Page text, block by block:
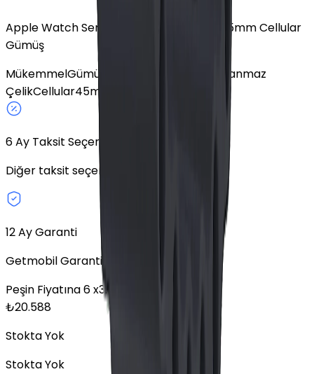
Apple Watch Series 9 Paslanmaz Çelik 45mm Cellular
Gümüş
MükemmelGümüş
Paslanmaz
ÇelikCellular45mm
6Ay Taksit Seçeneği
Diğer taksit seçeneklerini keşfedin.
12 Ay Garanti
Getmobil Garantisi
Peşin Fiyatına6x3.431,33
₺20.588
Stokta Yok
Stokta Yok